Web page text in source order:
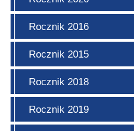
Rocznik 2016
Rocznik 2015
Rocznik 2018
Rocznik 2019